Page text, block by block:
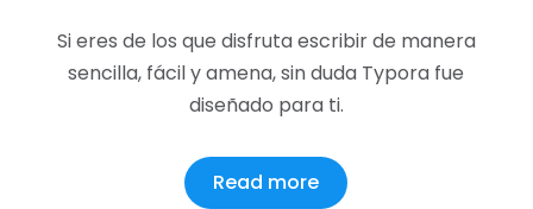
Si eres de los que disfruta escribir de manera
sencilla, fácil y amena, sin duda Typora fue
diseñado para ti.
Read more